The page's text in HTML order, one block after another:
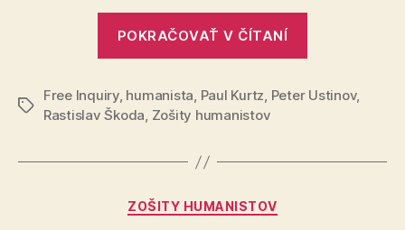
POKRAČOVAŤ V ČÍTANÍ
Peter
Značky
Free Inquiry, humanista, Paul Kurtz, Peter Ustinov,
Rastislav Škoda, Zošity humanistov
Kategórie
ZOŠITY HUMANISTOV